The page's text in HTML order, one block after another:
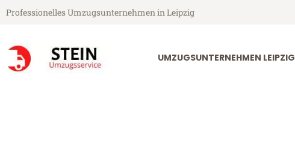
Professionelles Umzugsunternehmen in Leipzig
UMZUGSUNTERNEHMEN LEIPZIG